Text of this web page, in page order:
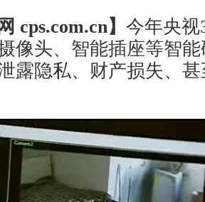
cps.com.cn】 今年央视
像头、智能插座等智
隐私、财产损失、甚